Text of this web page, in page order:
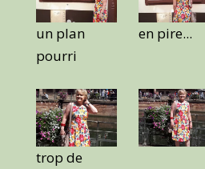
un plan
pourri
en pire...
trop de